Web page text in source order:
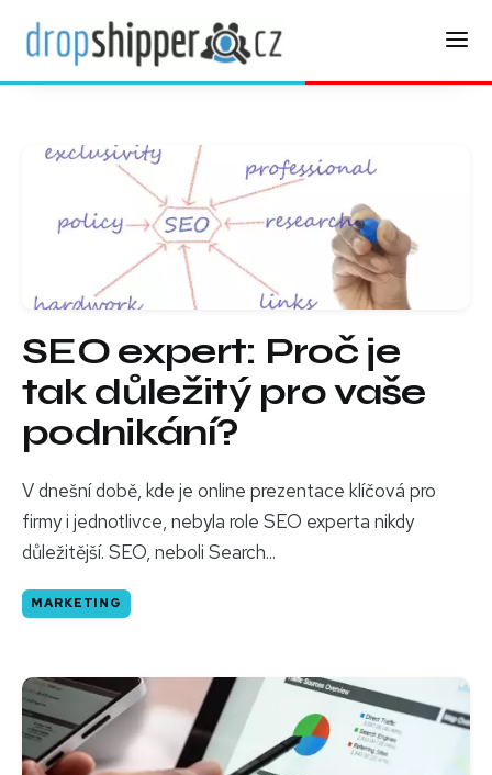
SEO expert: Proč je
tak důležitý pro vaše
podnikání?
V dnešní době, kde je online prezentace klíčová pro
firmy i jednotlivce, nebyla role SEO experta nikdy
důležitější. SEO, neboli Search...
MARKETING